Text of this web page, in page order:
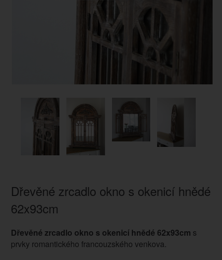
Dřevěné zrcadlo okno s okenicí hnědé
62x93cm
Dřevěné zrcadlo okno s okenicí hnědé 62x93cm s
prvky romantického francouzského venkova.